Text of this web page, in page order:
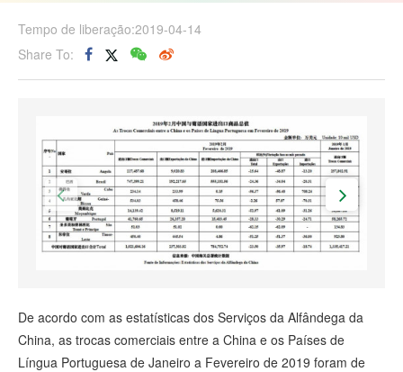
Tempo de liberação:2019-04-14
Share To:
De acordo com as estatísticas dos Serviços da Alfândega da
China, as trocas comerciais entre a China e os Países de
Língua Portuguesa de Janeiro a Fevereiro de 2019 foram de